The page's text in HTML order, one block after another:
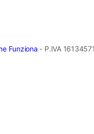
Funziona - P.IVA